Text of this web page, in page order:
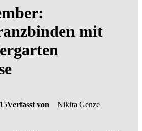
mit
Verfasst von Nikita Genze